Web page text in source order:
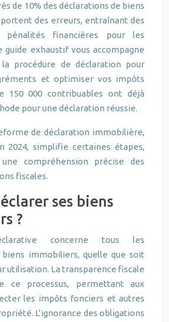
de 10% des déclarations de biens
des erreurs, entraînant des
financières pour les
guide exhaustif vous accompagne
procédure de déclaration pour
et optimiser vos impôts
150 000 contribuables ont déjà
pour une déclaration réussie.
de déclaration immobilière,
2024, simplifie certaines étapes,
compréhension précise des
fiscales.
ses biens
?
concerne tous les
immobiliers, quelle que soit
utilisation. La transparence fiscale
processus, permettant aux
les impôts fonciers et autres
L’ignorance des obligations